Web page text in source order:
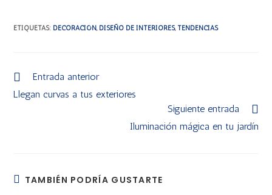
ETIQUETAS: DECORACIÓN, DISEÑO DE INTERIORES, TENDENCIAS
Entrada anterior
Llegan curvas a tus exteriores
Siguiente entrada
Iluminación mágica en tu jardín
TAMBIÉN PODRÍA GUSTARTE